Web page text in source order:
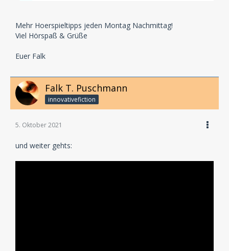
Mehr Hoerspieltipps jeden Montag Nachmittag!
Viel Hörspaß & Grüße
Euer Falk
Falk T. Puschmann
innovativefiction
5. Oktober 2021
und weiter gehts: